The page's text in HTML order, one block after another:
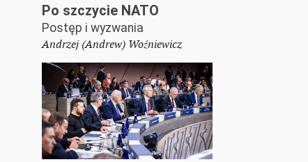
Po szczycie NATO
Postęp i wyzwania
Andrzej (Andrew) Woźniewicz